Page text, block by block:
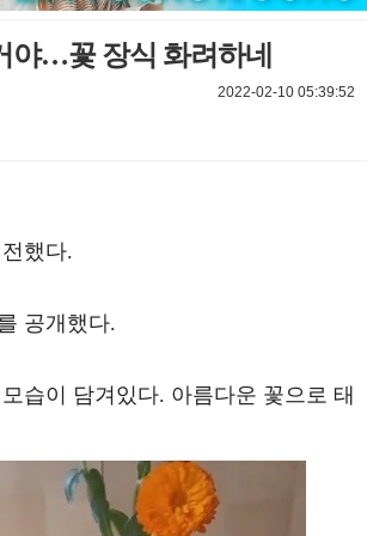
야…꽃 장식 화려하네
2022-02-10 05:39:52
했다.
공개했다.
습이 담겨있다. 아름다운 꽃으로 태